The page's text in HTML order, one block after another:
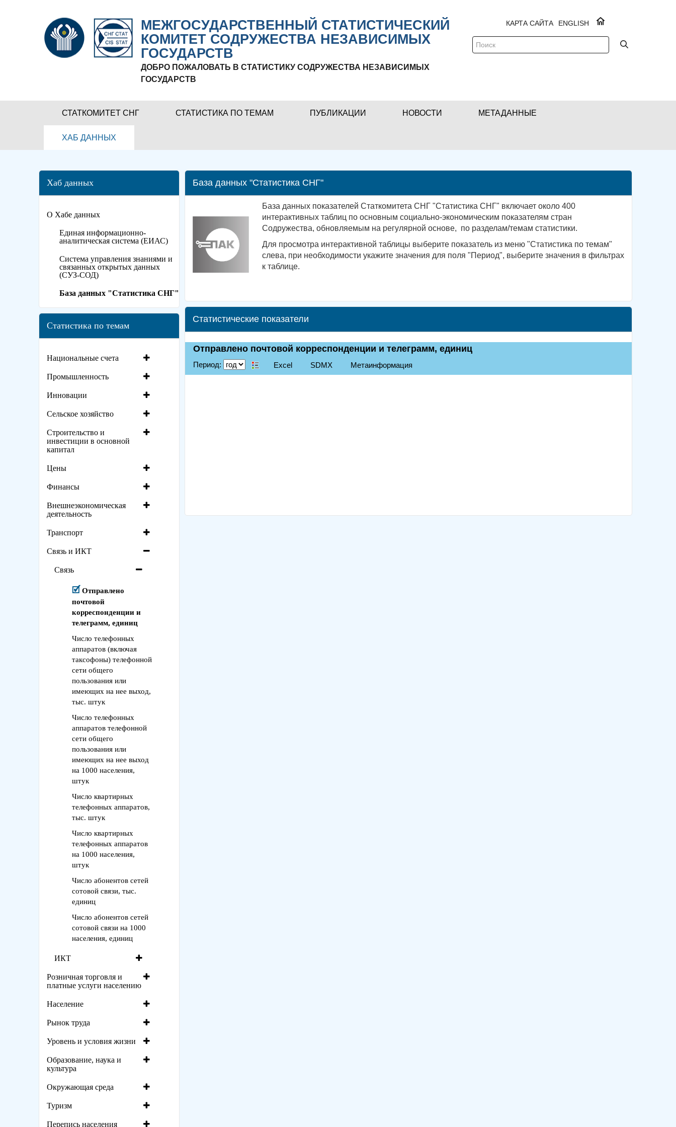
МЕЖГОСУДАРСТВЕННЫЙ СТАТИСТИЧЕСКИЙ
КОМИТЕТ СОДРУЖЕСТВА НЕЗАВИСИМЫХ
ГОСУДАРСТВ
ДОБРО ПОЖАЛОВАТЬ В СТАТИСТИКУ СОДРУЖЕСТВА НЕЗАВИСИМЫХ
ГОСУДАРСТВ
ENGLISH
КАРТА САЙТА
СТАТКОМИТЕТ СНГ СТАТИСТИКА ПО ТЕМАМ ПУБЛИКАЦИИ НОВОСТИ МЕТАДАННЫЕ
ХАБ ДАННЫХ
Хаб данных
О Хабе данных
Единая информационно-
аналитическая система (ЕИАС)
Система управления знаниями и
связанных открытых данных
(СУЗ-СОД)
База данных "Статистика СНГ"
Статистика по темам
Национальные счета
Промышленность
Инновации
Сельское хозяйство
Строительство и
инвестиции в основной
капитал
Цены
Финансы
Внешнеэкономическая
деятельность
Транспорт
Связь и ИКТ
Связь
Отправлено
почтовой
корреспонденции и
телеграмм, единиц
Число телефонных
аппаратов (включая
таксофоны) телефонной
сети общего
пользования или
имеющих на нее выход,
тыс. штук
Число телефонных
аппаратов телефонной
сети общего
пользования или
имеющих на нее выход
на 1000 населения,
штук
Число квартирных
телефонных аппаратов,
тыс. штук
Число квартирных
телефонных аппаратов
на 1000 населения,
штук
Число абонентов сетей
сотовой связи, тыс.
единиц
Число абонентов сетей
сотовой связи на 1000
населения, единиц
ИКТ
Розничная торговля и
платные услуги населению
Население
Рынок труда
Уровень и условия жизни
Образование, наука и
культура
Окружающая среда
Туризм
Перепись населения
База данных "Статистика СНГ"
База данных показателей Статкомитета СНГ "Статистика СНГ" включает около 400
интерактивных таблиц по основным социально-экономическим показателям стран
Содружества, обновляемым на регулярной основе, по разделам/темам статистики.
Для просмотра интерактивной таблицы выберите показатель из меню "Статистика по темам"
слева, при необходимости укажите значения для поля "Период", выберите значения в фильтрах
к таблице.
Статистические показатели